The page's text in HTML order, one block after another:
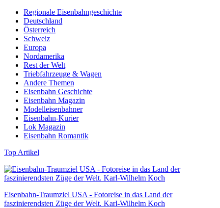
Regionale Eisenbahngeschichte
Deutschland
Österreich
Schweiz
Europa
Nordamerika
Rest der Welt
Triebfahrzeuge & Wagen
Andere Themen
Eisenbahn Geschichte
Eisenbahn Magazin
Modelleisenbahner
Eisenbahn-Kurier
Lok Magazin
Eisenbahn Romantik
Top Artikel
Eisenbahn-Traumziel USA - Fotoreise in das Land der
faszinierendsten Züge der Welt. Karl-Wilhelm Koch